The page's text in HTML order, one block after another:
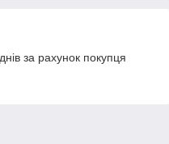
за рахунок покупця